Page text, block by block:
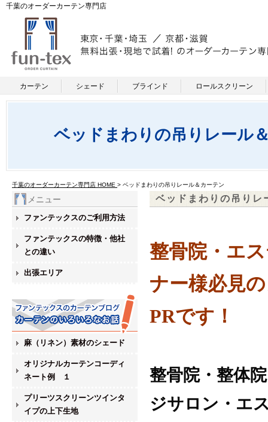
千葉のオーダーカーテン専門店
カーテン シェード ブラインド ロールスクリーン
ベッドまわりの吊りレール
千葉のオーダーカーテン専門店 HOME > ベッドまわりの吊りレール＆カーテン
ベッドまわりの吊りレ
整骨院・エ
ナー様必見
PRです！
整骨院・整体
ジサロン・エ
メニュー
ファンテックスのご利用方法
ファンテックスの特徴・他社
との違い
出張エリア
麻（リネン）素材のシェード
オリジナルカーテンコーディ
ネート例 １
プリーツスクリーンツインタ
イプの上下生地